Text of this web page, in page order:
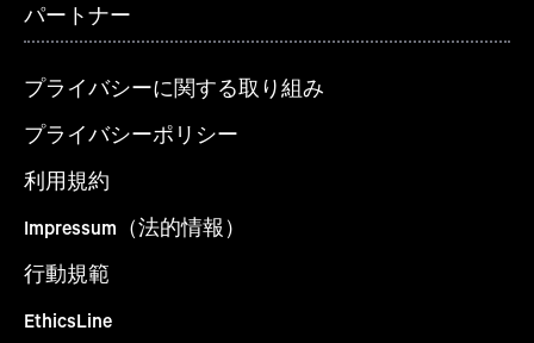
パートナー
プライバシーに関する取り組み
プライバシーポリシー
利用規約
Impressum（法的情報）
行動規範
EthicsLine